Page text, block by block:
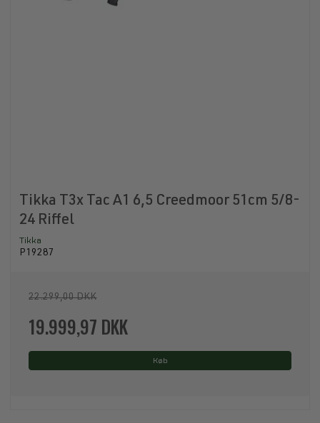
Tikka T3x Tac A1 6,5 Creedmoor 51cm 5/8-
24 Riffel
Tikka
P19287
22.299,00 DKK
19.999,97 DKK
Køb